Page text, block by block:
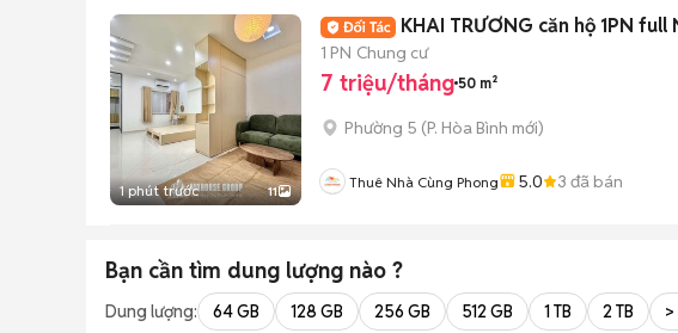
1 phút trước 11
KHAI TRƯƠNG căn hộ 1PN
1 PN Chung cư
7 triệu/tháng 50 m²
Phường 5 (P. Hòa Bình mới)
Thuê Nhà Cùng Phong 5.0 3 đã bán
Bạn cần tìm dung lượng nào ?
Dung lượng: 64 GB 128 GB 256 GB 512 GB 1 TB 2 TB >